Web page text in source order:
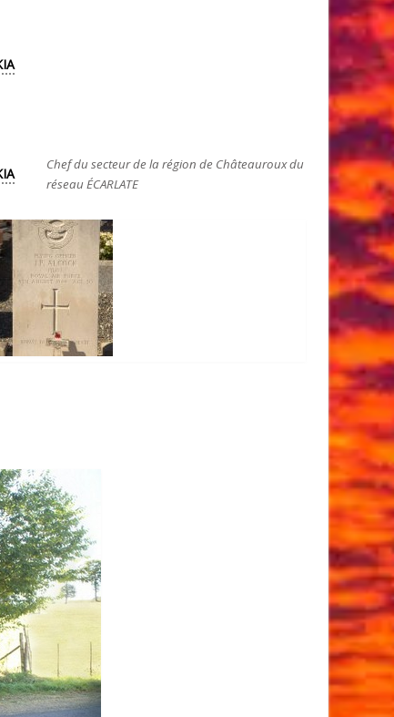
Chef du secteur de la région de Châteauroux du
réseau ÉCARLATE